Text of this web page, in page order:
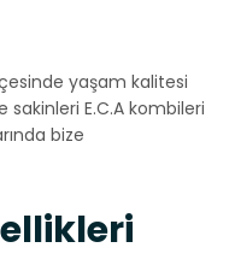
yaşam kalitesi
E.C.A kombileri
bize